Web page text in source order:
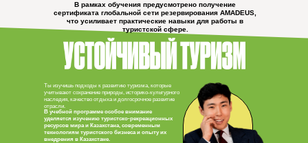
В учебной программе особое внимание
уделяется изучению туристско-рекреационных
ресурсов мира и Казахстана, современным
технологиям туристского бизнеса и опыту их
внедрения в Казахстане.
Ты изучишь подходы к развитию туризма, которые
учитывают сохранение природы, историко-культурного
наследия, качество отдыха и долгосрочное развитие
отрасли.
В рамках обучения предусмотрено получение
сертификата глобальной сети резервирования AMADEUS,
что усиливает практические навыки для работы в
туристской сфере.